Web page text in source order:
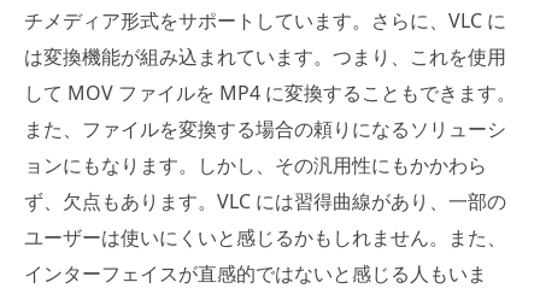
チメディア形式をサポートしています。さらに、VLC に
は変換機能が組み込まれています。つまり、これを使用
して MOV ファイルを MP4 に変換することもできます。
また、ファイルを変換する場合の頼りになるソリューシ
ョンにもなります。しかし、その汎用性にもかかわら
ず、欠点もあります。VLC には習得曲線があり、一部の
ユーザーは使いにくいと感じるかもしれません。また、
インターフェイスが直感的ではないと感じる人もいま